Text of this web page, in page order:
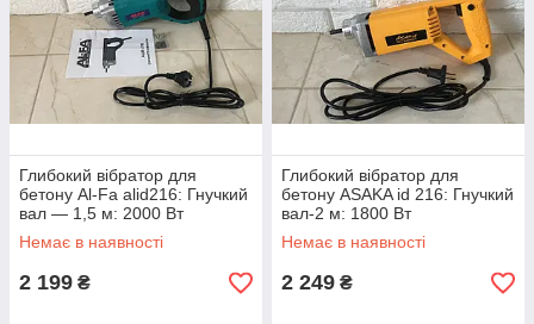
Глибокий вібратор для
бетону Al-Fa alid216: Гнучкий
вал — 1,5 м: 2000 Вт
Немає в наявності
2 199 ₴
Глибокий вібратор для
бетону ASAKA id 216: Гнучкий
вал-2 м: 1800 Вт
Немає в наявності
2 249 ₴